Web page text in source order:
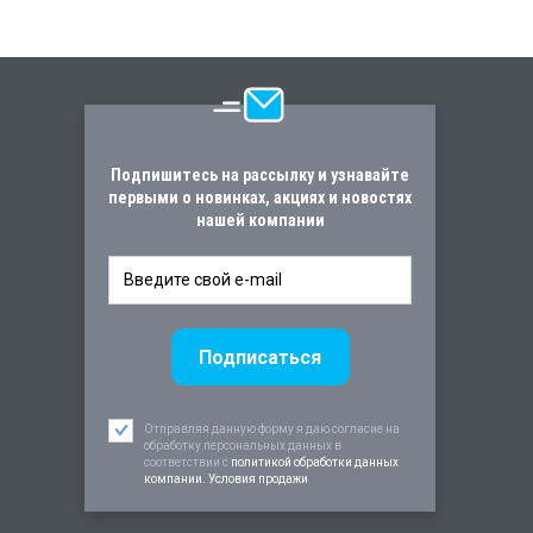
Подпишитесь на рассылку и узнавайте
первыми о новинках, акциях и новостях
нашей компании
Отправляя данную форму я даю согласие на
обработку персональных данных в
соответствии c политикой обработки данных
компании. Условия продажи